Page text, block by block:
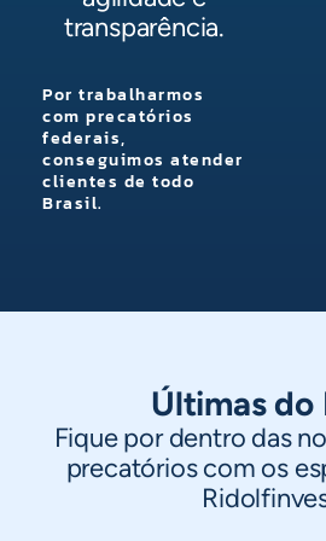
transparência.
Por trabalharmos
com precatórios
federais,
conseguimos atender
clientes de todo
Brasil.
Últimas do
Fique por dentro das
precatórios com os